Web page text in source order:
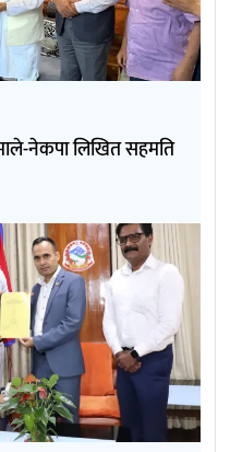
नेकपा लिखित सहमति